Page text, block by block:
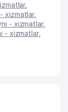
,
xizmatlar,
- xizmatlar,
- xizmatlar,